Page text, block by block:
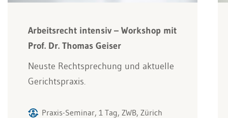
Arbeitsrecht intensiv – Workshop mit
Prof. Dr. Thomas Geiser
Neuste Rechtsprechung und aktuelle
Gerichtspraxis.
Praxis-Seminar, 1 Tag, ZWB, Zürich